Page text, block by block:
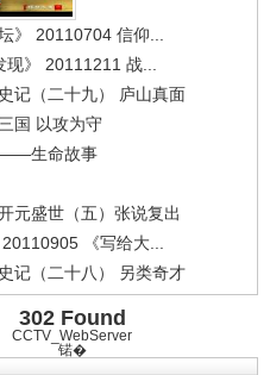
》 20110704 信仰...
现》 20111211 战...
记（二十九） 庐山真面
国 以攻为守
生命故事
元盛世（五）张说复出
20110905 《写给大...
记（二十八） 另类奇才
302 Found
CCTV_WebServer
锘�